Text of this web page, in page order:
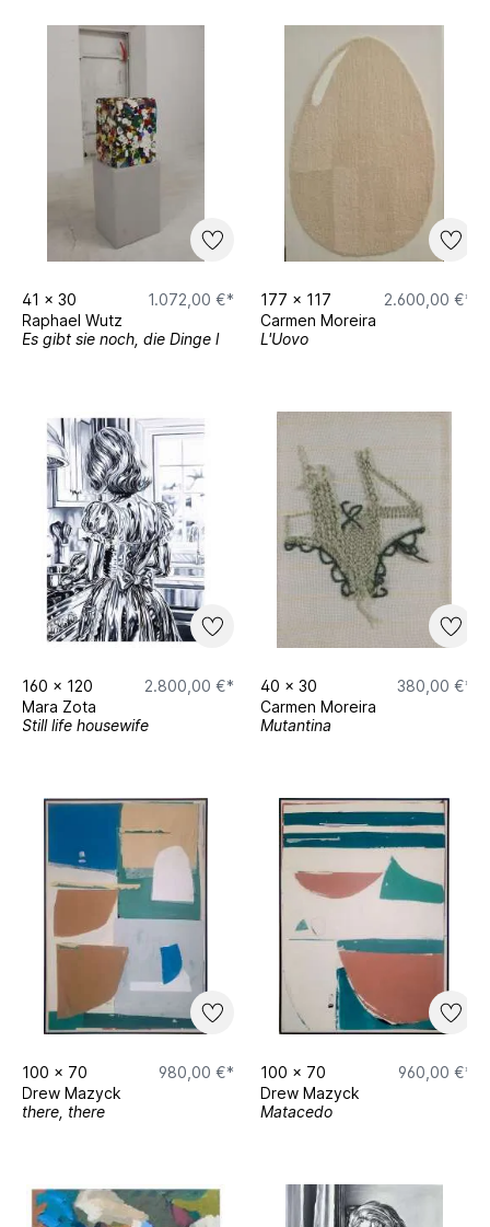
41 x 30
1.072,00 €*
Raphael Wutz
Es gibt sie noch, die Dinge l
177 x 117
2.600,00 €*
Carmen Moreira
L'Uovo
160 x 120
2.800,00 €*
Mara Zota
Still life housewife
40 x 30
380,00 €*
Carmen Moreira
Mutantina
100 x 70
980,00 €*
Drew Mazyck
there, there
100 x 70
960,00 €*
Drew Mazyck
Matacedo